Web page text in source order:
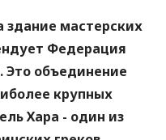
здание мастерских
Федерация
Это объединение
крупных
Хара - один из